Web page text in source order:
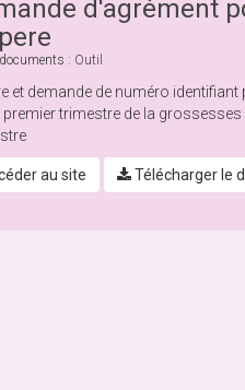
d'agrément
: Outil
et demande de numéro
trimestre de la
au site Télécharger le